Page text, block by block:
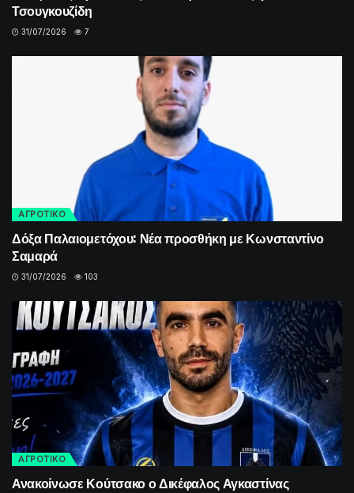
Τσουγκουζίδη
31/07/2026 7
ΑΓΡΟΤΙΚΟ
Δόξα Παλαιομετόχου: Νέα προσθήκη με Κωνσταντίνο
Σαμαρά
31/07/2026 103
ΑΓΡΟΤΙΚΟ
Ανακοίνωσε Κούτσακο ο Δικέφαλος Αγκαστίνας